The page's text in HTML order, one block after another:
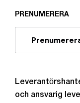
PRENUMERERA
och ansvarig